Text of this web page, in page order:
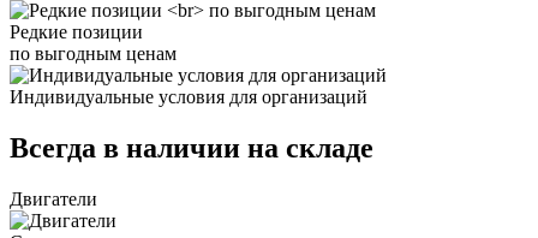
Редкие позиции
по выгодным ценам
Индивидуальные условия для организаций
Всегда в наличии на складе
Двигатели